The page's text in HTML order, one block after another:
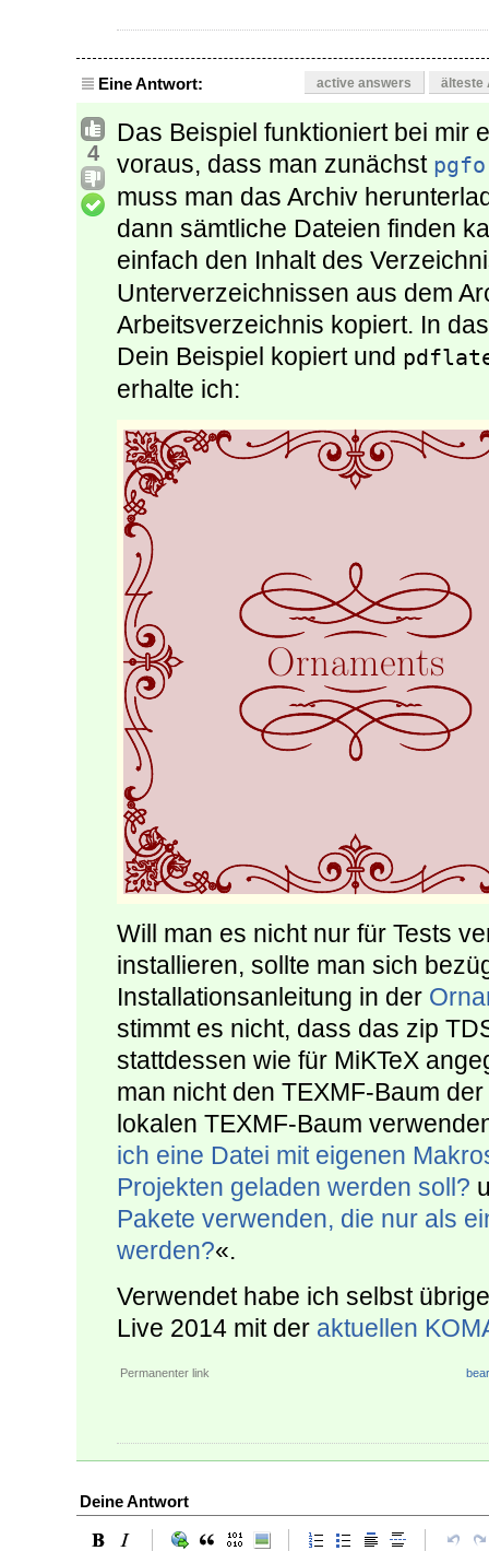
Eine Antwort: active answers älteste
4
Das Beispiel funktioniert bei mir
voraus, dass man zunächst
muss man das Archiv
dann sämtliche Dateien finden
einfach den Inhalt des
Unterverzeichnissen aus dem
Arbeitsverzeichnis kopiert. In
Dein Beispiel kopiert und
erhalte ich:
Will man es nicht nur für Tests
installieren, sollte man sich
Installationsanleitung in der
stimmt es nicht, dass das zip
stattdessen wie für MiKTeX
man nicht den TEXMF-Baum
lokalen TEXMF-Baum
ich eine Datei mit eigenen
Projekten geladen werden soll?
Pakete verwenden, die nur als
werden?«.
Verwendet habe ich selbst
Live 2014 mit der aktuellen
Permanenter link
Deine Antwort